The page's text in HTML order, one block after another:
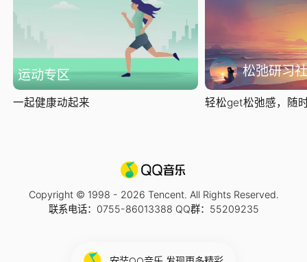
运动专区
一起健康动起来
松弛研习社
轻松get松弛感，随
Copyright © 1998 - 2026 Tencent. All Rights Reserved.
联系电话：0755-86013388 QQ群：55209235